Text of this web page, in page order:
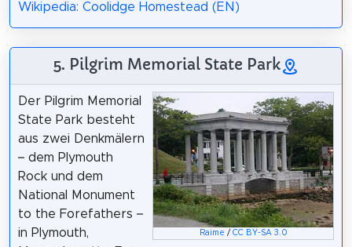
Wikipedia: Coolidge Homestead (EN)
5. Pilgrim Memorial State Park
Raime / CC BY-SA 3.0
Der Pilgrim Memorial
State Park besteht
aus zwei Denkmälern
– dem Plymouth
Rock und dem
National Monument
to the Forefathers –
in Plymouth,